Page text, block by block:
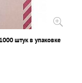
штук в упаковке